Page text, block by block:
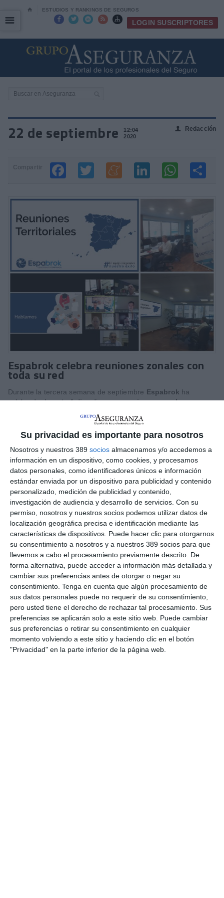
Su privacidad es importante para nosotros
Nosotros y nuestros 389 socios almacenamos y/o accedemos a
información en un dispositivo, como cookies, y procesamos
datos personales, como identificadores únicos e información
estándar enviada por un dispositivo para publicidad y contenido
personalizado, medición de publicidad y contenido,
investigación de audiencia y desarrollo de servicios. Con su
permiso, nosotros y nuestros socios podemos utilizar datos de
localización geográfica precisa e identificación mediante las
características de dispositivos. Puede hacer clic para otorgarnos
su consentimiento a nosotros y a nuestros 389 socios para que
llevemos a cabo el procesamiento previamente descrito. De
forma alternativa, puede acceder a información más detallada y
cambiar sus preferencias antes de otorgar o negar su
consentimiento. Tenga en cuenta que algún procesamiento de
sus datos personales puede no requerir de su consentimiento,
pero usted tiene el derecho de rechazar tal procesamiento. Sus
preferencias se aplicarán solo a este sitio web. Puede cambiar
sus preferencias o retirar su consentimiento en cualquier
momento volviendo a este sitio y haciendo clic en el botón
"Privacidad" en la parte inferior de la página web.
⌂ ESTUDIOS Y RANKINGS DE SEGUROS
     LOGIN SUSCRIPTORES
☰
☰
22 de septiembre
12:04
2020
👤 Redacción
Espabrok celebra reuniones zonales con
toda su red
Durante la tercera semana de septiembre Espabrok ha
celebrado durante 4 días diversasreuniones zonalescon
escucha activa e individualizada con las97 corredurías
compartir buenas prácticas y exponer las distintas acciones a
acometer" durante elúltimo cuatrimestre del año.
El presidente, Domingo Elena
, el consejo de administración y
Luis López Visús
, han participado en
dichos encuentros de forma telemática.
Elena ha manifestado que este tipo de reuniones quieren
"atender a las peculiaridades de cada zona de forma más
activa, con más proximidad y cercanía". Añade que la "actitud,
el trabajo y la profesionalidad nos aseguran salir bien de este
duro momento". López Visús ha indicado que los encuentros
forman parte del compromiso del nuevo consejo de
administración y que se orienta a "enriquecer más la oferta de
valor de Espabrok cuyo objetivo es hacer fuertes, competitivas
y con garantía de crecimiento a toda y cada una de nuestras
corredurías", afirma.
LO ÚLTIMO
La verdad sobre la IA en el seguro: qué funciona ya y qué sigue
siendo una promesa
Munich Re alcanza un beneficio de casi 4.000 millones y